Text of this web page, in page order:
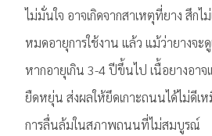
ไม่มั่นใจ อาจเกิดจากสาเหตุที่ยาง สึกไ
หมดอายุการใช้งาน แล้ว แม้ว่ายางจะ
หากอายุเกิน 3-4 ปีขึ้นไป เนื้อยางอา
ยืดหยุ่น ส่งผลให้ยึดเกาะถนนได้ไม่ดีเ
การลื่นล้มในสภาพถนนที่ไม่สมบูรณ์